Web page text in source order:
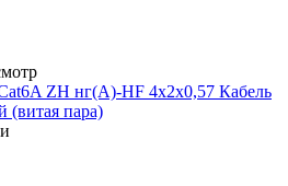
ZH нг(А)-HF 4х2х0,57 Кабель
(витая пара)